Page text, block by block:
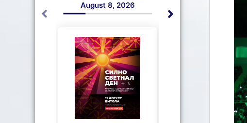
August 8, 2026
СЕ АСФАЛТИРААТ УШТЕ
УЛИЦИ КАЈ